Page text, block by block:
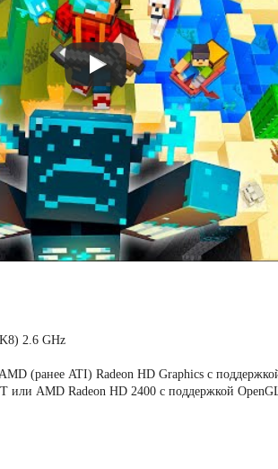
2.6 GHz
(ранее ATI) Radeon HD Graphics с
или AMD Radeon HD 2400 с поддержкой